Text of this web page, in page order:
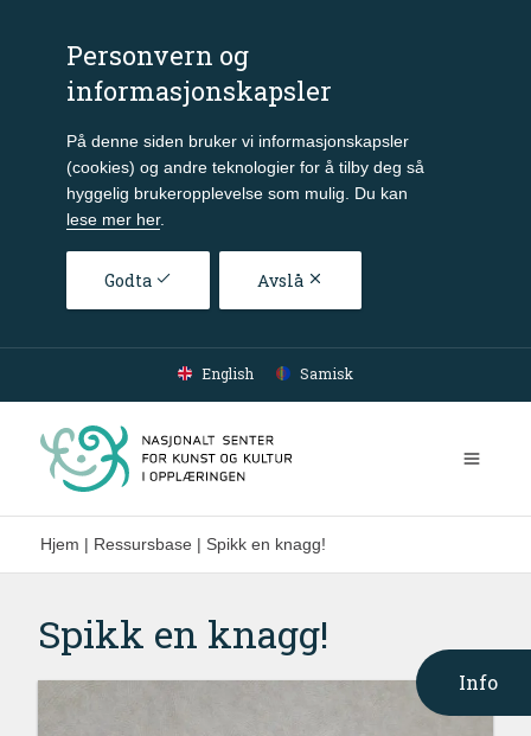
Personvern og
informasjonskapsler
På denne siden bruker vi informasjonskapsler
(cookies) og andre teknologier for å tilby deg så
hyggelig brukeropplevelse som mulig. Du kan
lese mer her.
Godta Avslå
Gå til hovedinnhold
English Samisk
Hjem | Ressursbase | Spikk en knagg!
Info
Spikk en knagg!